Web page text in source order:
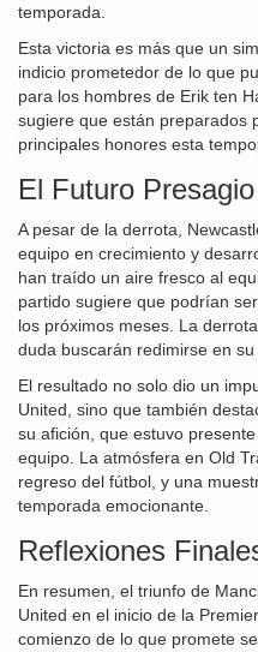
temporada.
Esta victoria es más que un
indicio prometedor de lo que
para los hombres de Erik ten
sugiere que están preparados
principales honores esta
El Futuro
A pesar de la derrota,
equipo en crecimiento y
han traído un aire fresco al
partido sugiere que podrían
los próximos meses. La
duda buscarán redimirse en su
El resultado no solo dio un
United, sino que también
su afición, que estuvo
equipo. La atmósfera en Old
regreso del fútbol, y una
temporada emocionante.
Reflexiones
En resumen, el triunfo de
United en el inicio de la
comienzo de lo que promete